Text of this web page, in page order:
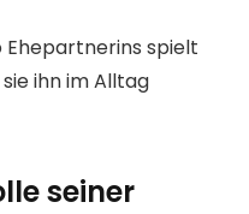
Ehepartnerins spielt
ihn im Alltag
seiner